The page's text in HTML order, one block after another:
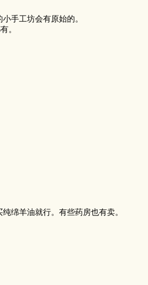
手工坊会有原始的。
。
绵羊油就行。有些药房也有卖。